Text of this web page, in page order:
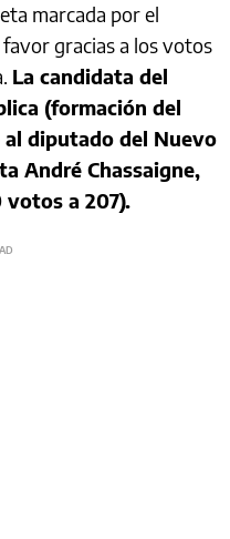
marcada por el
gracias a los votos
La candidata del
(formación del
diputado del Nuevo
André Chassaigne,
a 207).